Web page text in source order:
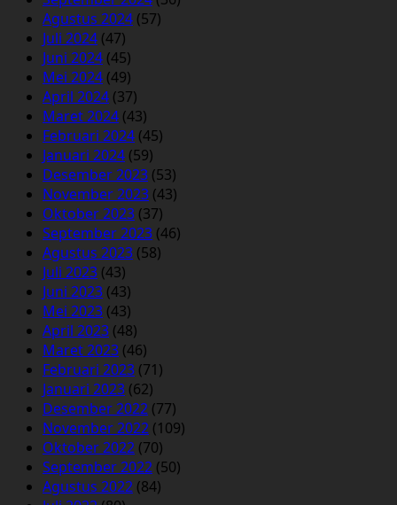
Agustus 2024 (57)
Juli 2024 (47)
Juni 2024 (45)
Mei 2024 (49)
April 2024 (37)
Maret 2024 (43)
Februari 2024 (45)
Januari 2024 (59)
Desember 2023 (53)
November 2023 (43)
Oktober 2023 (37)
September 2023 (46)
Agustus 2023 (58)
Juli 2023 (43)
Juni 2023 (43)
Mei 2023 (43)
April 2023 (48)
Maret 2023 (46)
Februari 2023 (71)
Januari 2023 (62)
Desember 2022 (77)
November 2022 (109)
Oktober 2022 (70)
September 2022 (50)
Agustus 2022 (84)